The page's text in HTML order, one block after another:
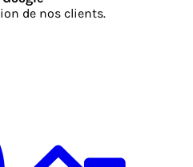
de nos clients.